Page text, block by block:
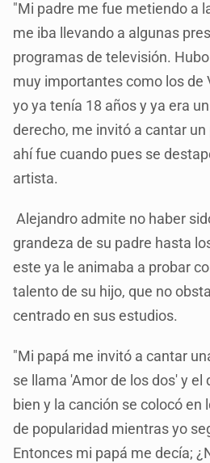
"Mi padre me fue metiendo a
me iba llevando a algunas
programas de televisión.
muy importantes como los de
yo ya tenía 18 años y ya era
derecho, me invitó a cantar
ahí fue cuando pues se
artista.
Alejandro admite no haber
grandeza de su padre hasta
este ya le animaba a probar
talento de su hijo, que no
centrado en sus estudios.
"Mi papá me invitó a cantar
se llama 'Amor de los dos' y el
bien y la canción se colocó en
de popularidad mientras yo
Entonces mi papá me decía;